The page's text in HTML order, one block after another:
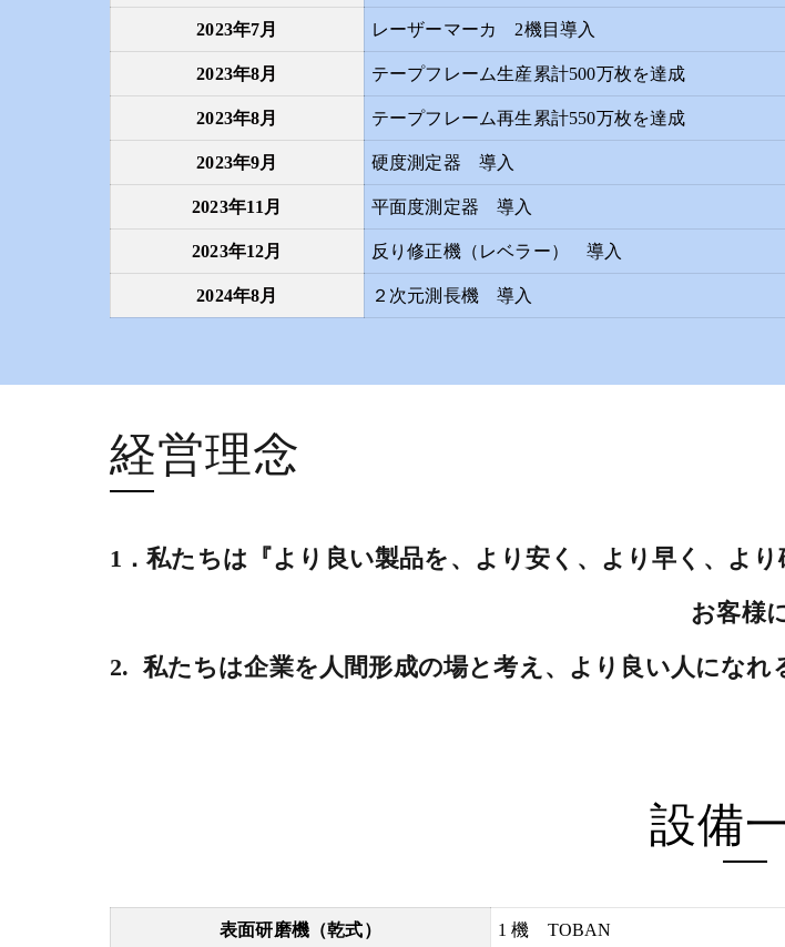
2023年7月 レーザーマーカ 2機目導入
2023年8月 テープフレーム生産累計500万枚を達成
2023年8月 テープフレーム再生累計550万枚を達成
2023年9月 硬度測定器 導入
2023年11月 平面度測定器 導入
2023年12月 反り修正機（レベラー） 導入
2024年8月 ２次元測長機 導入
経営理念
1．私たちは『より良い製品を、より安く、より早く、より
お客様に貢献して行く事を
2. 私たちは企業を人間形成の場と考え、より良い人になれ
設備
表面研磨機（乾式） 1 機 TOBAN